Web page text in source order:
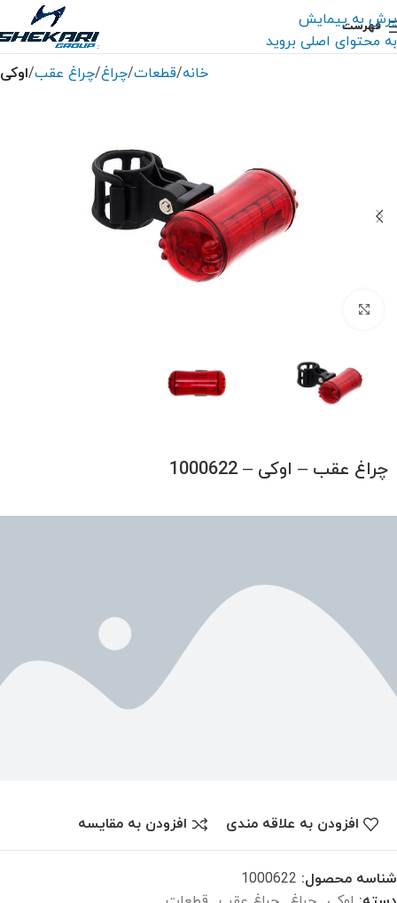
پرش به پیمایش
به محتوای اصلی بروید
فهرست
خانه قطعات چراغ چراغ عقب اوکی
چراغ عقب – اوکی – 1000622
افزودن به علاقه مندی افزودن به مقایسه
شناسه محصول: 1000622